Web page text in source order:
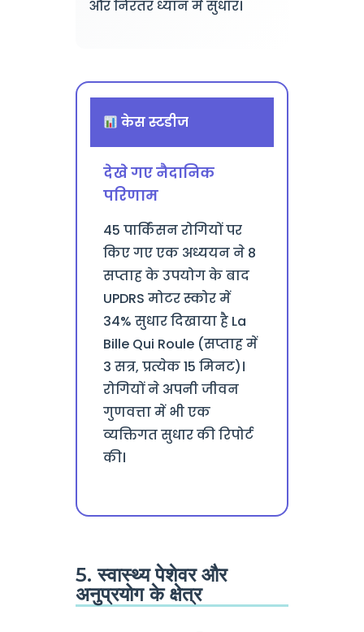
और निरंतर ध्यान में सुधार।
केस स्टडीज
देखे गए नैदानिक
परिणाम
45 पार्किंसन रोगियों पर
किए गए एक अध्ययन ने 8
सप्ताह के उपयोग के बाद
UPDRS मोटर स्कोर में
34% सुधार दिखाया है La
Bille Qui Roule (सप्ताह में
3 सत्र, प्रत्येक 15 मिनट)।
रोगियों ने अपनी जीवन
गुणवत्ता में भी एक
व्यक्तिगत सुधार की रिपोर्ट
की।
5. स्वास्थ्य पेशेवर और
अनुप्रयोग के क्षेत्र